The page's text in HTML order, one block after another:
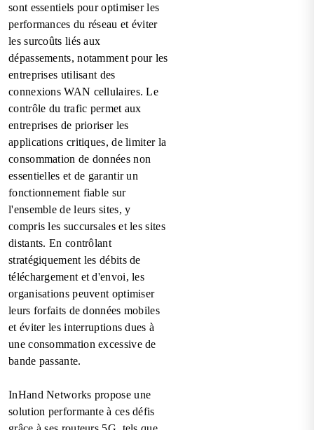
sont essentiels pour optimiser les
performances du réseau et éviter
les surcoûts liés aux
dépassements, notamment pour les
entreprises utilisant des
connexions WAN cellulaires. Le
contrôle du trafic permet aux
entreprises de prioriser les
applications critiques, de limiter la
consommation de données non
essentielles et de garantir un
fonctionnement fiable sur
l'ensemble de leurs sites, y
compris les succursales et les sites
distants. En contrôlant
stratégiquement les débits de
téléchargement et d'envoi, les
organisations peuvent optimiser
leurs forfaits de données mobiles
et éviter les interruptions dues à
une consommation excessive de
bande passante.
InHand Networks propose une
solution performante à ces défis